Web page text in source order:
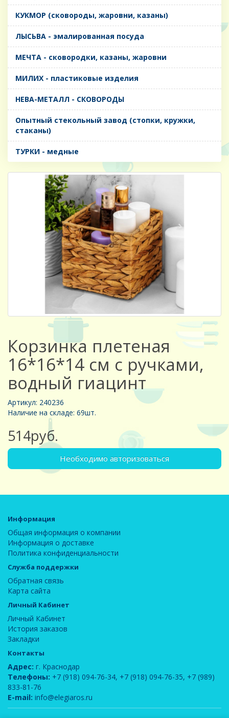
КУКМОР (сковороды, жаровни, казаны)
ЛЫСЬВА - эмалированная посуда
МЕЧТА - сковородки, казаны, жаровни
МИЛИХ - пластиковые изделия
НЕВА-МЕТАЛЛ - СКОВОРОДЫ
Опытный стекольный завод (стопки, кружки,
стаканы)
ТУРКИ - медные
Корзинка плетеная
16*16*14 см с ручками,
водный гиацинт
Артикул: 240236
Наличие на складе: 69шт.
514руб.
Необходимо авторизоваться
Информация
Общая информация о компании
Информация о доставке
Политика конфиденциальности
Служба поддержки
Обратная связь
Карта сайта
Личный Кабинет
Личный Кабинет
История заказов
Закладки
Контакты
Адрес: г. Краснодар
Телефоны: +7 (918) 094-76-34, +7 (918) 094-76-35, +7 (989)
833-81-76
E-mail: info@elegiaros.ru